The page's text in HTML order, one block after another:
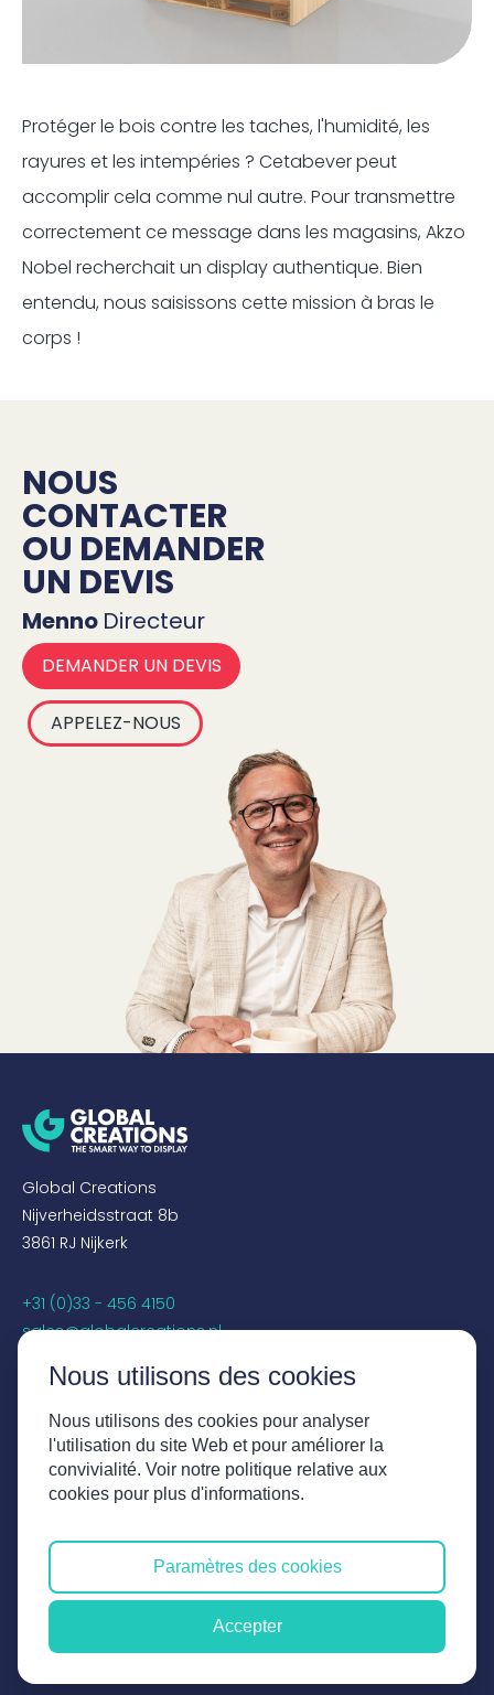
Protéger le bois contre les taches, l'humidité, les
rayures et les intempéries ? Cetabever peut
accomplir cela comme nul autre. Pour transmettre
correctement ce message dans les magasins, Akzo
Nobel recherchait un display authentique. Bien
entendu, nous saisissons cette mission à bras le
corps !
NOUS
CONTACTER
OU DEMANDER
UN DEVIS
Menno Directeur
DEMANDER UN DEVIS
APPELEZ-NOUS
Global Creations
Nijverheidsstraat 8b
3861 RJ Nijkerk
+31 (0)33 - 456 4150
sales@globalcreations.nl
RÉSEAUX SOCIAUX
Instagram
Facebook
LinkedIn
Clause de non-responsabilité
Termes et conditions
Déclaration de confidentialité
Nous utilisons des cookies
Nous utilisons des cookies pour analyser
l'utilisation du site Web et pour améliorer la
convivialité. Voir notre politique relative aux
cookies pour plus d'informations.
Paramètres des cookies
Accepter